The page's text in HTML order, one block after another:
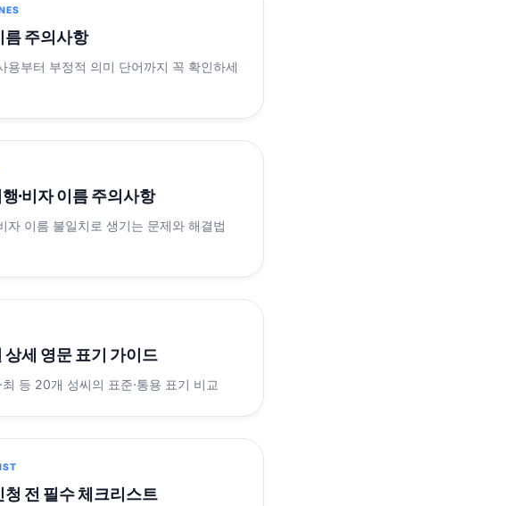
름 주의사항
용부터 부정적 의미 단어까지 꼭 확인하세
·비자 이름 주의사항
자 이름 불일치로 생기는 문제와 해결법
상세 영문 표기 가이드
·최 등 20개 성씨의 표준·통용 표기 비교
청 전 필수 체크리스트